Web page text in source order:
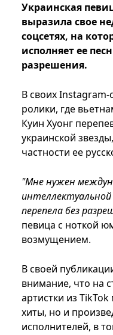
Украинская
выразила свое
соцсетях, на
исполняет ее
разрешения.
В своих Instagram-
ролики, где
Куин Хуонг
украинской
частности ее
"Мне нужен
перепела без
певица с ноткой
возмущением.
В своей
внимание, что на
артистки из
хиты, но и
исполнителей, в